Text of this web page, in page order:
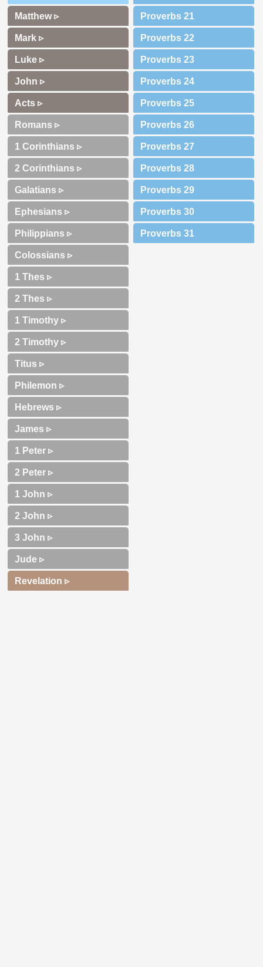
Matthew ▹
Mark ▹
Luke ▹
John ▹
Acts ▹
Romans ▹
1 Corinthians ▹
2 Corinthians ▹
Galatians ▹
Ephesians ▹
Philippians ▹
Colossians ▹
1 Thes ▹
2 Thes ▹
1 Timothy ▹
2 Timothy ▹
Titus ▹
Philemon ▹
Hebrews ▹
James ▹
1 Peter ▹
2 Peter ▹
1 John ▹
2 John ▹
3 John ▹
Jude ▹
Revelation ▹